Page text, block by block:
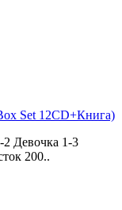
Set 12CD+Книга)
Девочка 1-3
200..